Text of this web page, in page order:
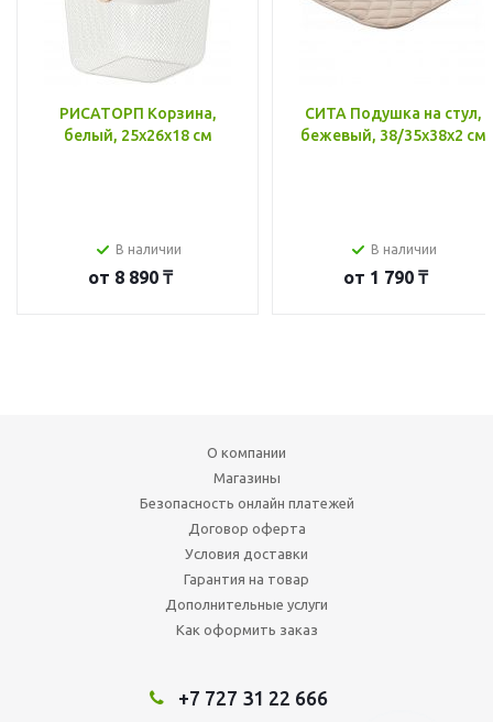
РИСАТОРП Корзина,
белый, 25x26x18 см
В наличии
от 8 890 ₸
СИТА Подушка на стул,
бежевый, 38/35x38x2 см
В наличии
от 1 790 ₸
О компании
Магазины
Безопасность онлайн платежей
Договор оферта
Условия доставки
Гарантия на товар
Дополнительные услуги
Как оформить заказ
+7 727 31 22 666